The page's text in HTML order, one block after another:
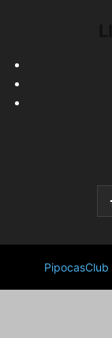
PipocasClub